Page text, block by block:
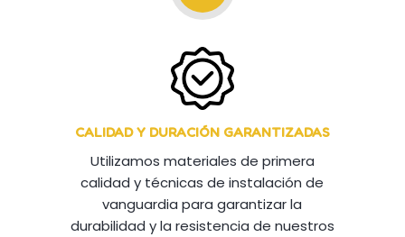
CALIDAD Y DURACIÓN GARANTIZADAS
Utilizamos materiales de primera
calidad y técnicas de instalación de
vanguardia para garantizar la
durabilidad y la resistencia de nuestros